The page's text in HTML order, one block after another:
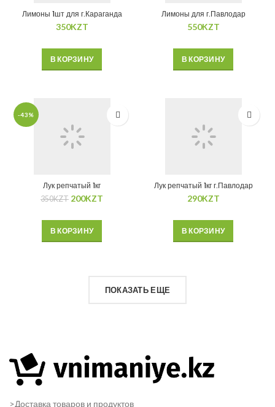
Лимоны 1шт для г.Караганда
350KZT
В КОРЗИНУ
Лимоны для г.Павлодар
550KZT
В КОРЗИНУ
-43%
Лук репчатый 1кг
350KZT 200KZT
В КОРЗИНУ
Лук репчатый 1кг г.Павлодар
290KZT
В КОРЗИНУ
ПОКАЗАТЬ ЕЩЕ
>Доставка товаров и продуктов